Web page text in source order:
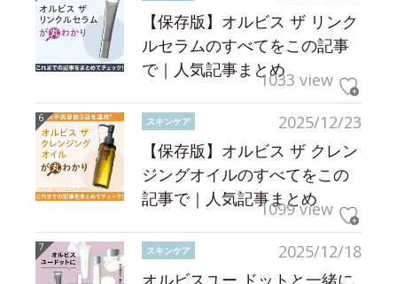
【保存版】オルビス ザ リンク
ルセラムのすべてをこの記事
で｜人気記事まとめ1033 view
2025/12/23
スキンケア
【保存版】オルビス ザ クレン
ジングオイルのすべてをこの
記事で｜人気記事まとめ
1099 view
2025/12/18
スキンケア
オルビスユー ドットと一緒に